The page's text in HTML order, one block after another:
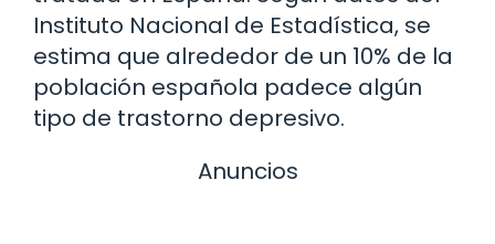
Instituto Nacional de Estadística, se
estima que alrededor de un 10% de la
población española padece algún
tipo de trastorno depresivo.
Anuncios